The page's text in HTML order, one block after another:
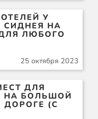
У
СИДНЕЯ НА
ЛЮБОГО
25 октября 2023
ДЛЯ
НА БОЛЬШОЙ
ДОРОГЕ (С